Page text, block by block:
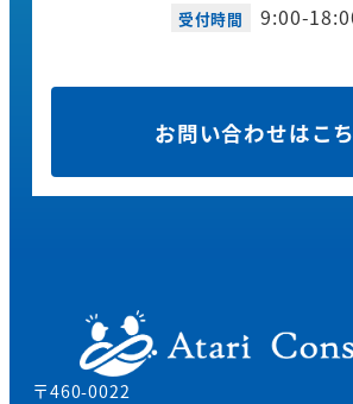
受付時間 9:00-
お問い合わせはこ
〒460-0022